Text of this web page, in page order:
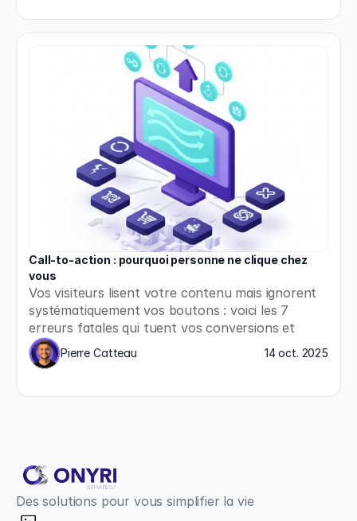
Call-to-action : pourquoi personne ne clique chez
vous
Vos visiteurs lisent votre contenu mais ignorent
systématiquement vos boutons : voici les 7
erreurs fatales qui tuent vos conversions et
comment les corriger immédiatement.
Pierre Catteau 14 oct. 2025
Des solutions pour vous simplifier la vie